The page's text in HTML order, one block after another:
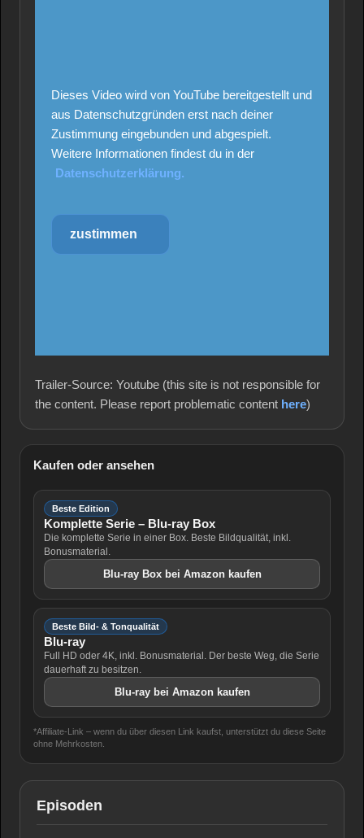
Dieses Video wird von YouTube bereitgestellt und
aus Datenschutzgründen erst nach deiner
Zustimmung eingebunden und abgespielt.
Weitere Informationen findest du in der
Datenschutzerklärung.
zustimmen
Trailer-Source: Youtube (this site is not responsible for
the content. Please report problematic content here)
Kaufen oder ansehen
Beste Edition
Komplette Serie – Blu-ray Box
Die komplette Serie in einer Box. Beste Bildqualität, inkl.
Bonusmaterial.
Blu-ray Box bei Amazon kaufen
Beste Bild- & Tonqualität
Blu-ray
Full HD oder 4K, inkl. Bonusmaterial. Der beste Weg, die Serie
dauerhaft zu besitzen.
Blu-ray bei Amazon kaufen
*Affiliate-Link – wenn du über diesen Link kaufst, unterstützt du diese Seite
ohne Mehrkosten.
Episoden